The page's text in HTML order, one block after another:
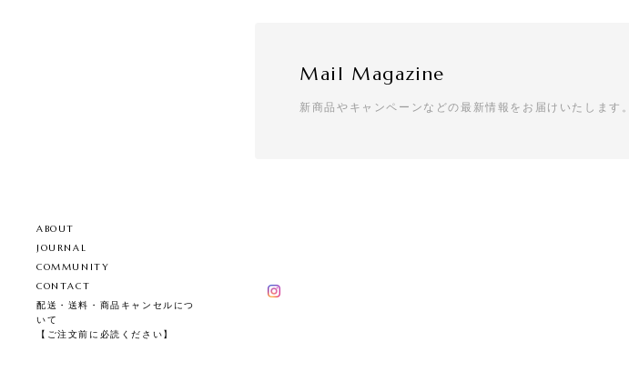
ABOUT
JOURNAL
COMMUNITY
CONTACT
配送・送料・商品キャンセルにつ
いて
【ご注文前に必読ください】
Mail Magazine
新商品やキャンペーンなどの最新情報をお届けいたします。